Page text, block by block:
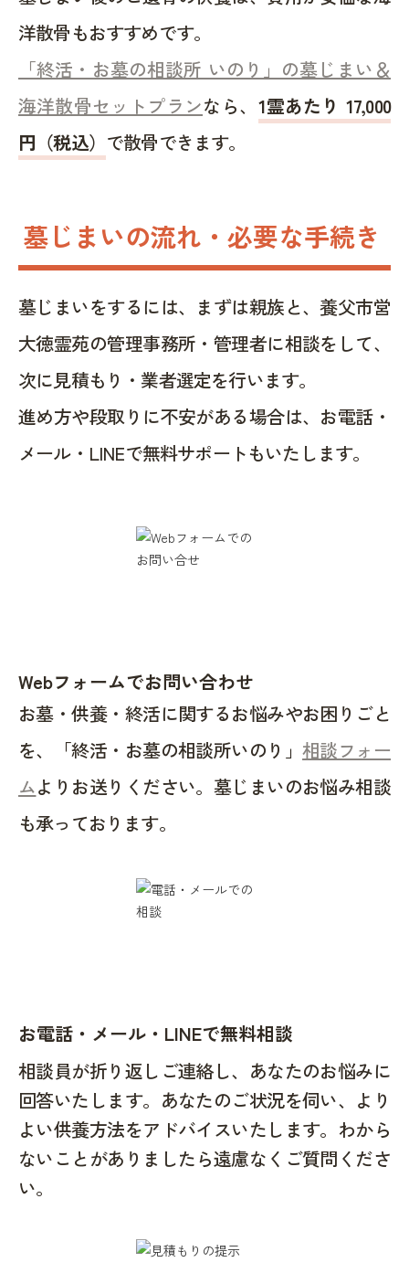
洋散骨もおすすめです。
「終活・お墓の相談所 いのり」の墓じまい＆
海洋散骨セットプランなら、 1霊あたり 17,000
円（税込） で散骨できます。
墓じまいの流れ・必要な手続き
墓じまいをするには、まずは親族と、養父市営
大徳霊苑の管理事務所・管理者に相談をして、
次に見積もり・業者選定を行います。
進め方や段取りに不安がある場合は、お電話・
メール・LINEで無料サポートもいたします。
Webフォームでお問い合わせ
お墓・供養・終活に関するお悩みやお困りごと
を、「終活・お墓の相談所いのり」相談フォー
ムよりお送りください。墓じまいのお悩み相談
も承っております。
お電話・メール・LINEで無料相談
相談員が折り返しご連絡し、あなたのお悩みに
回答いたします。あなたのご状況を伺い、より
よい供養方法をアドバイスいたします。わから
ないことがありましたら遠慮なくご質問くださ
い。